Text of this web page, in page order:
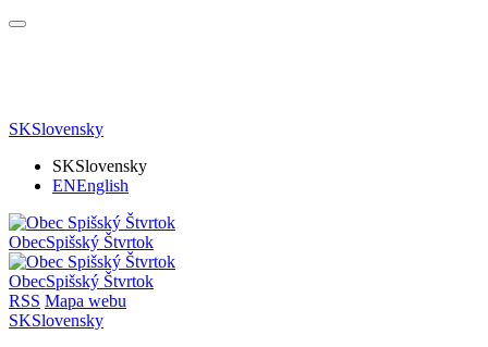
SKSlovensky
SKSlovensky
ENEnglish
ObecSpišský Štvrtok
ObecSpišský Štvrtok
RSS Mapa webu
SKSlovensky